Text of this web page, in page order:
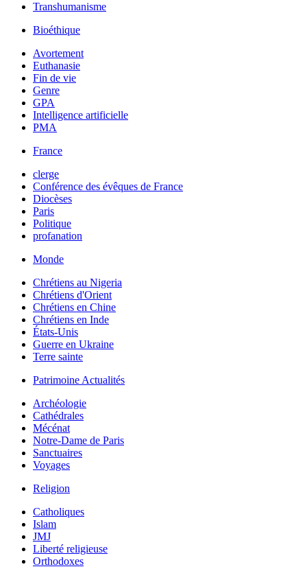
Transhumanisme
Bioéthique
Avortement
Euthanasie
Fin de vie
Genre
GPA
Intelligence artificielle
PMA
France
clerge
Conférence des évêques de France
Diocèses
Paris
Politique
profanation
Monde
Chrétiens au Nigeria
Chrétiens d'Orient
Chrétiens en Chine
Chrétiens en Inde
États-Unis
Guerre en Ukraine
Terre sainte
Patrimoine Actualités
Archéologie
Cathédrales
Mécénat
Notre-Dame de Paris
Sanctuaires
Voyages
Religion
Catholiques
Islam
JMJ
Liberté religieuse
Orthodoxes